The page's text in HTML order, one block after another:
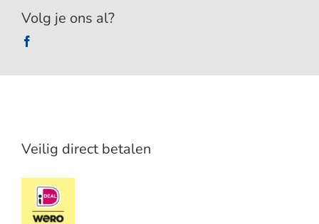
Volg je ons al?
Veilig direct betalen